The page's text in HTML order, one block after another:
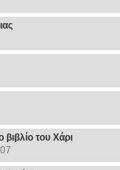
βιβλίο του Χάρι